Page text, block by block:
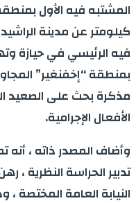
كيلومتر عن مدينة
فيه الرئيسي في حيازة
بمنطقة “إخفنغير”
مذكرة بحث على
الأفعال الإجرامية.
وأضاف المصدر ذاته ، أنه
تدبير الحراسة النظرية ،
النيابة العامة المختصة ،